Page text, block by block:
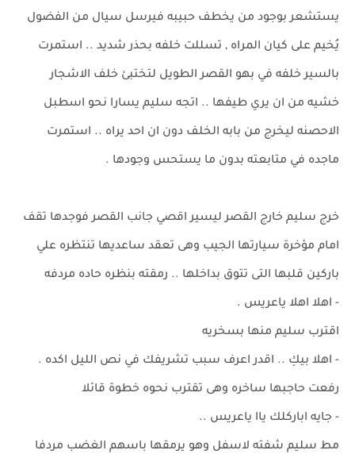
يستشعر بوجود من يخطف حبيبه فيرسل سيال من الفضول
يُخيم على كيان المراه , تسللت خلفه بحذر شديد .. استمرت
بالسير خلفه في بهو القصر الطويل لتختبئ خلف الاشجار
خشيه من ان يري طيفها .. اتجه سليم يسارا نحو اسطبل
الاحصنه ليخرج من بابه الخلف دون ان احد يراه .. استمرت
ماجده في متابعته بدون ما يستحس وجودها .
خرج سليم خارج القصر ليسير اقصي جانب القصر فوجدها تقف
امام مؤخرة سيارتها الجيب وهى تعقد ساعديها تنتظره علي
باركين قلبها التى تتوق بداخلها .. رمقته بنظره حاده مردفه
- اهلا اهلا ياعريس .
اقترب سليم منها بسخريه
- اهلا بيكِ .. اقدر اعرف سبب تشريفك في نص الليل اكده .
رفعت حاجبها ساخره وهى تقترب نحوه خطوة قائلا
- جايه اباركلك ياا ياعريس ..
مط سليم شفته لاسفل وهو يرمقها باسهم الغضب مردفا